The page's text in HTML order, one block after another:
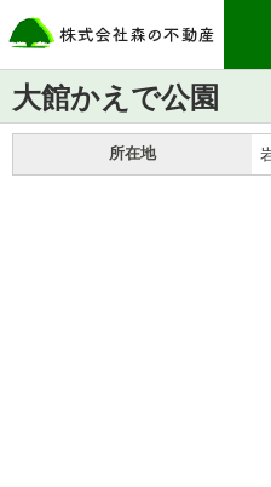
大館かえで公園
所在地